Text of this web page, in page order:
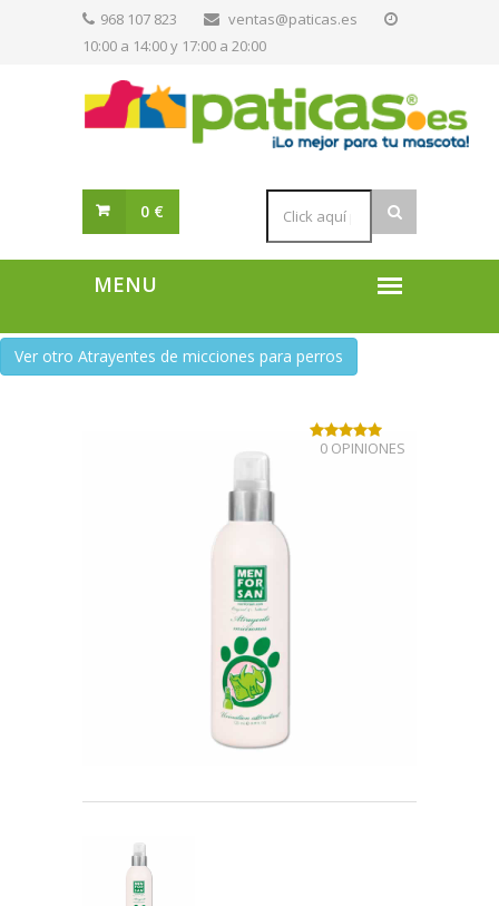
968 107 823
ventas@paticas.es
10:00 a 14:00 y 17:00 a 20:00
0 €
Ver otro Atrayentes de micciones para perros
0 OPINIONES